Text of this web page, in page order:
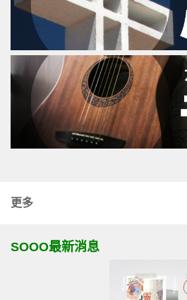
更多
SOOO最新消息